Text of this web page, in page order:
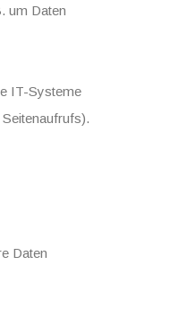
um Daten
IT-Systeme
Daten